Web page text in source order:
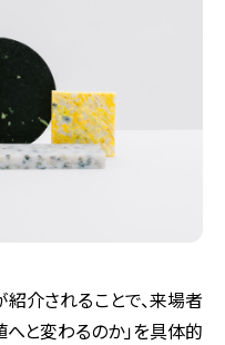
介されることで、来場者
へと変わるのか」を具体的